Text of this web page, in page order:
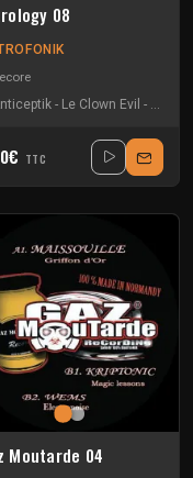
Strez- Wakefields- Wems
08
- Le Clown Evil - Strez
TTC
Moutarde 04